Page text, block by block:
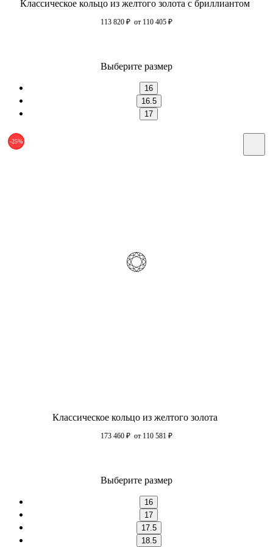
Классическое кольцо из желтого золота с бриллиантом
113 820 ₽ от 110 405 ₽
Выберите размер
16
16.5
17
-25%
Классическое кольцо из желтого золота
173 460 ₽ от 110 581 ₽
Выберите размер
16
17
17.5
18.5